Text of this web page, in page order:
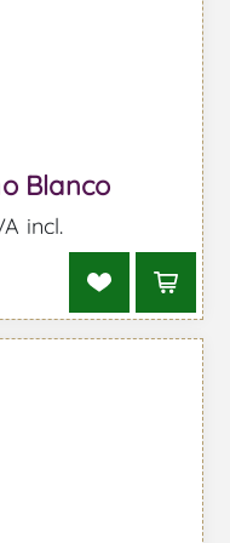
Blanco
incl.